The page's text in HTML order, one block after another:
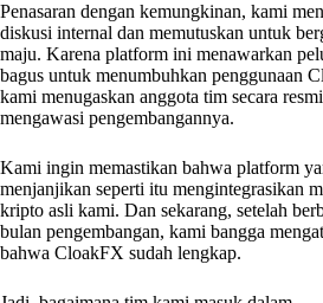
Penasaran dengan kemungkinan, kami
diskusi internal dan memutuskan untuk
maju. Karena platform ini menawarkan
bagus untuk menumbuhkan penggunaan
kami menugaskan anggota tim secara
mengawasi pengembangannya.
Kami ingin memastikan bahwa platform
menjanjikan seperti itu mengintegrasikan
kripto asli kami. Dan sekarang, setelah
bulan pengembangan, kami bangga
bahwa CloakFX sudah lengkap.